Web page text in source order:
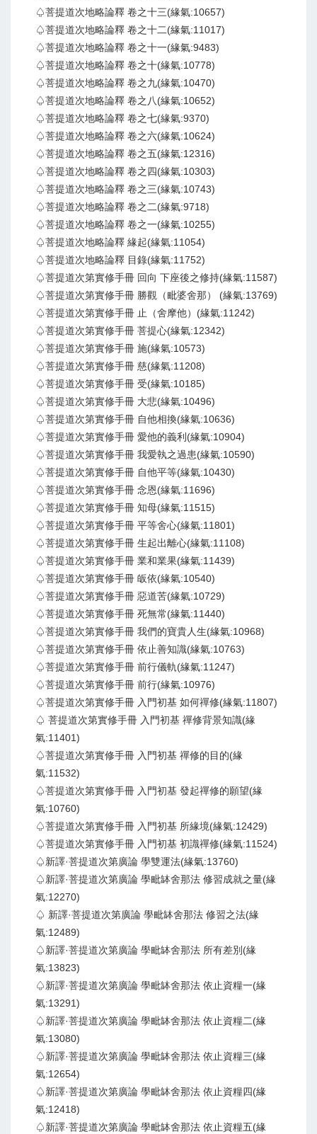
♤菩提道次地略論釋 卷之十三(緣氣:10657)
♤菩提道次地略論釋 卷之十二(緣氣:11017)
♤菩提道次地略論釋 卷之十一(緣氣:9483)
♤菩提道次地略論釋 卷之十(緣氣:10778)
♤菩提道次地略論釋 卷之九(緣氣:10470)
♤菩提道次地略論釋 卷之八(緣氣:10652)
♤菩提道次地略論釋 卷之七(緣氣:9370)
♤菩提道次地略論釋 卷之六(緣氣:10624)
♤菩提道次地略論釋 卷之五(緣氣:12316)
♤菩提道次地略論釋 卷之四(緣氣:10303)
♤菩提道次地略論釋 卷之三(緣氣:10743)
♤菩提道次地略論釋 卷之二(緣氣:9718)
♤菩提道次地略論釋 卷之一(緣氣:10255)
♤菩提道次地略論釋 緣起(緣氣:11054)
♤菩提道次地略論釋 目錄(緣氣:11752)
♤菩提道次第實修手冊 回向 下座後之修持(緣氣:11587)
♤菩提道次第實修手冊 勝觀（毗婆舍那） (緣氣:13769)
♤菩提道次第實修手冊 止（舍摩他）(緣氣:11242)
♤菩提道次第實修手冊 菩提心(緣氣:12342)
♤菩提道次第實修手冊 施(緣氣:10573)
♤菩提道次第實修手冊 慈(緣氣:11208)
♤菩提道次第實修手冊 受(緣氣:10185)
♤菩提道次第實修手冊 大悲(緣氣:10496)
♤菩提道次第實修手冊 自他相換(緣氣:10636)
♤菩提道次第實修手冊 愛他的義利(緣氣:10904)
♤菩提道次第實修手冊 我愛執之過患(緣氣:10590)
♤菩提道次第實修手冊 自他平等(緣氣:10430)
♤菩提道次第實修手冊 念恩(緣氣:11696)
♤菩提道次第實修手冊 知母(緣氣:11515)
♤菩提道次第實修手冊 平等舍心(緣氣:11801)
♤菩提道次第實修手冊 生起出離心(緣氣:11108)
♤菩提道次第實修手冊 業和業果(緣氣:11439)
♤菩提道次第實修手冊 皈依(緣氣:10540)
♤菩提道次第實修手冊 惡道苦(緣氣:10729)
♤菩提道次第實修手冊 死無常(緣氣:11440)
♤菩提道次第實修手冊 我們的寶貴人生(緣氣:10968)
♤菩提道次第實修手冊 依止善知識(緣氣:10763)
♤菩提道次第實修手冊 前行儀軌(緣氣:11247)
♤菩提道次第實修手冊 前行(緣氣:10976)
♤菩提道次第實修手冊 入門初基 如何禪修(緣氣:11807)
♤ 菩提道次第實修手冊 入門初基 禪修背景知識(緣
氣:11401)
♤菩提道次第實修手冊 入門初基 禪修的目的(緣
氣:11532)
♤菩提道次第實修手冊 入門初基 發起禪修的願望(緣
氣:10760)
♤菩提道次第實修手冊 入門初基 所緣境(緣氣:12429)
♤菩提道次第實修手冊 入門初基 初識禪修(緣氣:11524)
♤新譯·菩提道次第廣論 學雙運法(緣氣:13760)
♤新譯·菩提道次第廣論 學毗缽舍那法 修習成就之量(緣
氣:12270)
♤ 新譯·菩提道次第廣論 學毗缽舍那法 修習之法(緣
氣:12489)
♤新譯·菩提道次第廣論 學毗缽舍那法 所有差別(緣
氣:13823)
♤新譯·菩提道次第廣論 學毗缽舍那法 依止資糧一(緣
氣:13291)
♤新譯·菩提道次第廣論 學毗缽舍那法 依止資糧二(緣
氣:13080)
♤新譯·菩提道次第廣論 學毗缽舍那法 依止資糧三(緣
氣:12654)
♤新譯·菩提道次第廣論 學毗缽舍那法 依止資糧四(緣
氣:12418)
♤新譯·菩提道次第廣論 學毗缽舍那法 依止資糧五(緣